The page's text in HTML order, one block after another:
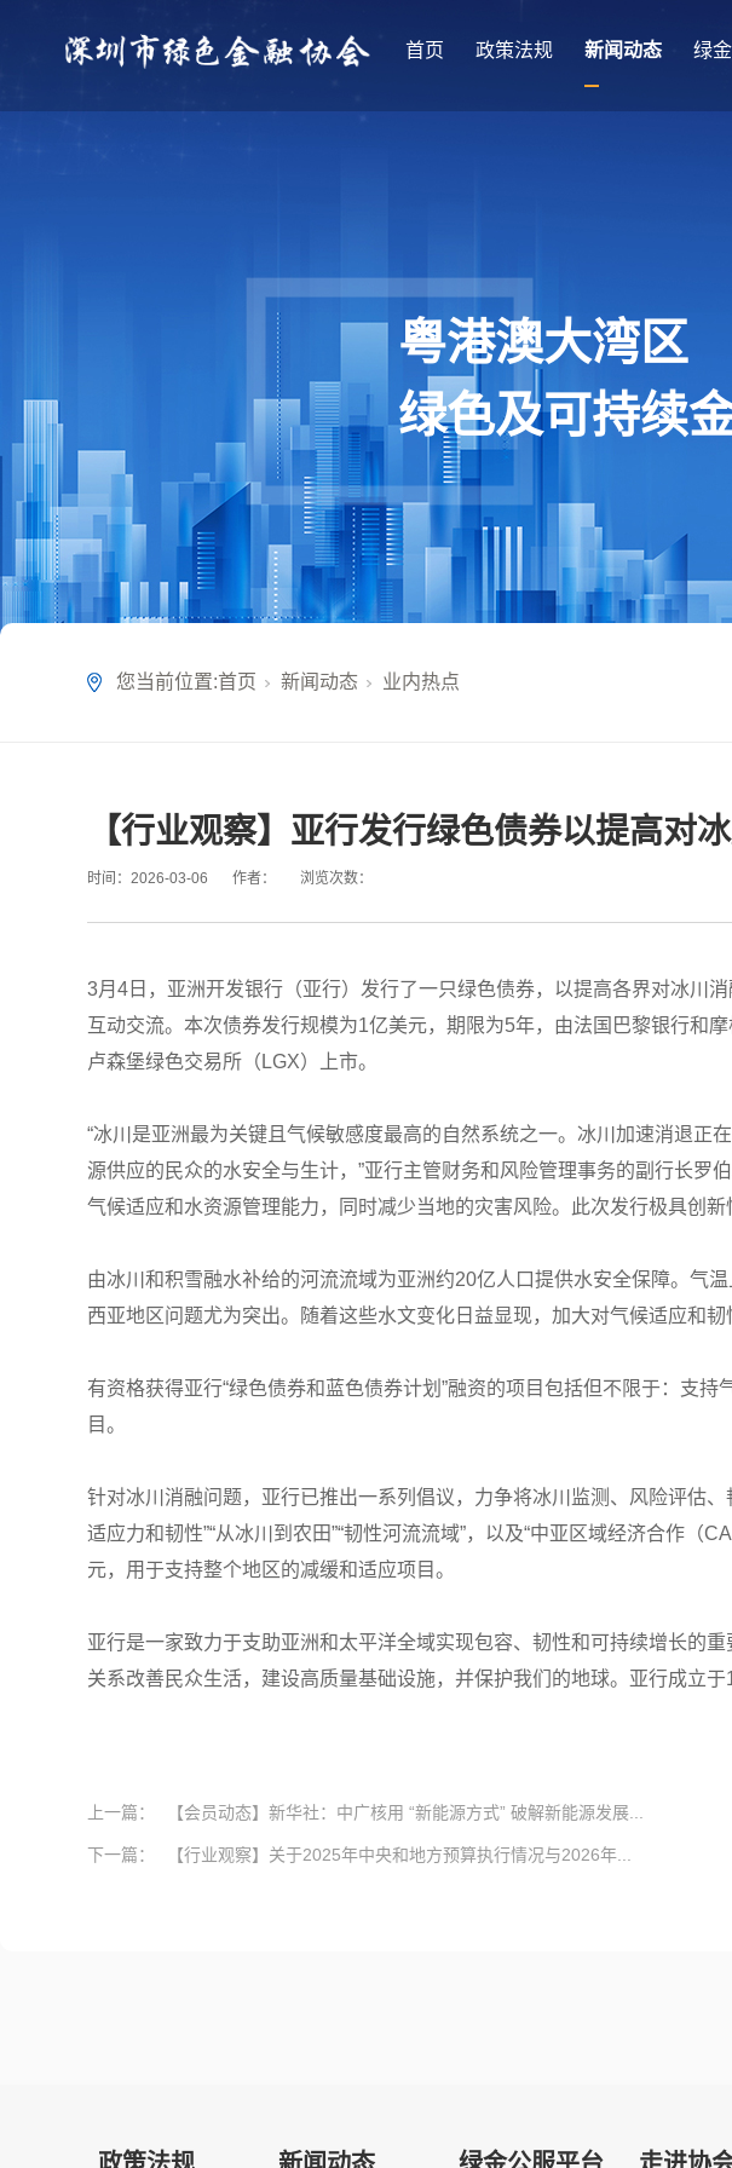
首页 政策法规 新闻动态 绿
粤港澳大湾区
绿色及可持续
您当前位置:首页 新闻动态 业内热点
【行业观察】亚行发行绿色债券以提高对
时间： 2026-03-06 作者： 浏览次数：
3月4日，亚洲开发银行（亚行）发行了一只绿色债券，以提高各界对冰川
互动交流。本次债券发行规模为1亿美元，期限为5年，由法国巴黎银行和
卢森堡绿色交易所（LGX）上市。
“冰川是亚洲最为关键且气候敏感度最高的自然系统之一。冰川加速消退
源供应的民众的水安全与生计，”亚行主管财务和风险管理事务的副行长罗
气候适应和水资源管理能力，同时减少当地的灾害风险。此次发行极具创
由冰川和积雪融水补给的河流流域为亚洲约20亿人口提供水安全保障。气
西亚地区问题尤为突出。随着这些水文变化日益显现，加大对气候适应和韧
有资格获得亚行“绿色债券和蓝色债券计划”融资的项目包括但不限于：支
目。
针对冰川消融问题，亚行已推出一系列倡议，力争将冰川监测、风险评估
适应力和韧性”“从冰川到农田”“韧性河流流域”，以及“中亚区域经济合作
元，用于支持整个地区的减缓和适应项目。
亚行是一家致力于支助亚洲和太平洋全域实现包容、韧性和可持续增长的
关系改善民众生活，建设高质量基础设施，并保护我们的地球。亚行成立
上一篇： 【会员动态】新华社：中广核用 “新能源方式” 破解新能源发展...
下一篇： 【行业观察】关于2025年中央和地方预算执行情况与2026年...